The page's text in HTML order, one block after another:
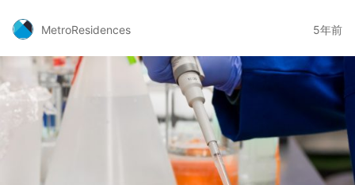
MetroResidences 5年前